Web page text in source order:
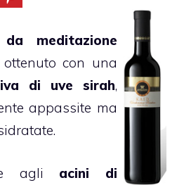
meditazione
ottenuto con una
di uve sirah,
appassite ma
agli acini di